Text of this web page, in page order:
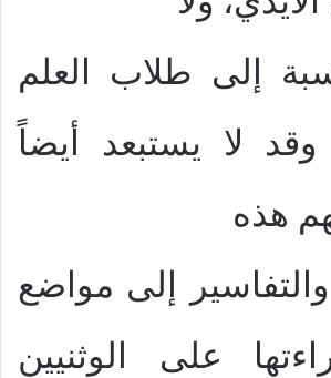
إلى طلاب العلم
وقد لا يستبعد أيضاً
هذه
والتفاسير إلى مواضع
على الوثنيين